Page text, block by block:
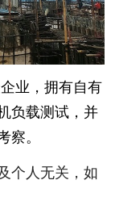
业，拥有自有
负载测试，并
察。
个人无关，如